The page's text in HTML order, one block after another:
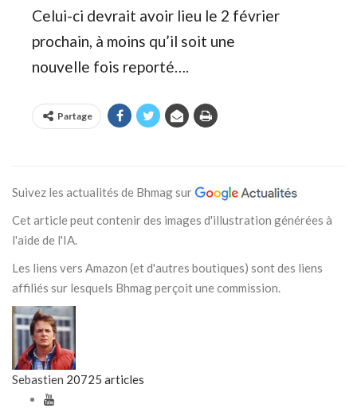
Celui-ci devrait avoir lieu le 2 février
prochain, à moins qu’il soit une
nouvelle fois reporté….
Partage
Suivez les actualités de Bhmag sur
Cet article peut contenir des images d'illustration générées à
l'aide de l'IA.
Les liens vers Amazon (et d'autres boutiques) sont des liens
affiliés sur lesquels Bhmag perçoit une commission.
Sebastien 20725 articles